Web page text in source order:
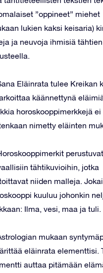
”oppineet” miehet
lukien kaksi keisaria)
ja neuvoja ihmisiä tähtien
Eläinrata tulee Kreikan
käännettynä
horoskooppimerkkejä ei
nimetty eläinten
tähtikuvioihin, jotka
niiden malleja.
kuuluu johonkin
Ilma, vesi, maa ja tuli.
mukaan
eläinrata elementtisi.
auttaa pitämään